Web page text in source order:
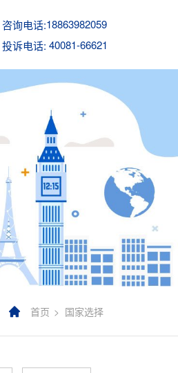
咨询电话:18863982059
投诉电话: 40081-66621
首页 国家选择